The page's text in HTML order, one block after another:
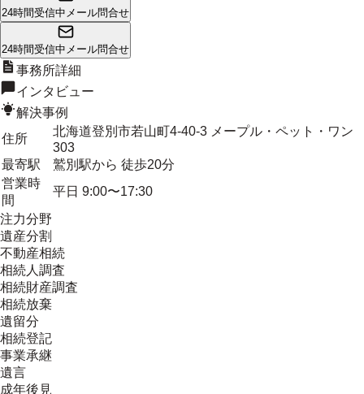
24時間受信中 メール問合せ
24時間受信中 メール問合せ
事務所詳細
インタビュー
解決事例
住所
北海道登別市若山町4-40-3 メープル・ペット・ワン
303
最寄駅
鷲別駅から 徒歩20分
営業時
間
平日 9:00〜17:30
注力分野
遺産分割
不動産相続
相続人調査
相続財産調査
相続放棄
遺留分
相続登記
事業承継
遺言
成年後見